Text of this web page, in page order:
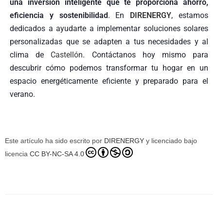
una inversión inteligente que te proporciona ahorro,
eficiencia y sostenibilidad. En DIRENERGY, estamos
dedicados a ayudarte a implementar soluciones solares
personalizadas que se adapten a tus necesidades y al
clima de Castellón. Contáctanos hoy mismo para
descubrir cómo podemos transformar tu hogar en un
espacio energéticamente eficiente y preparado para el
verano.
Este artículo ha sido escrito por DIRENERGY y licenciado bajo
licencia CC BY-NC-SA 4.0